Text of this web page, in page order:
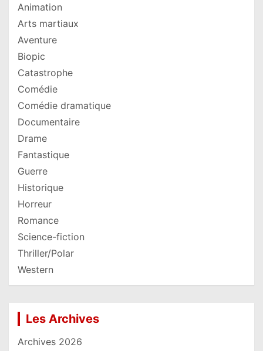
Animation
Arts martiaux
Aventure
Biopic
Catastrophe
Comédie
Comédie dramatique
Documentaire
Drame
Fantastique
Guerre
Historique
Horreur
Romance
Science-fiction
Thriller/Polar
Western
Les Archives
Archives 2026